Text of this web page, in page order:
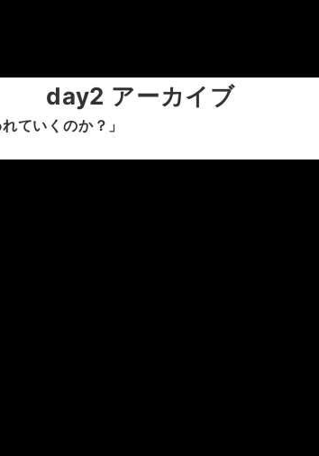
day2 アーカイブ
ていくのか？」